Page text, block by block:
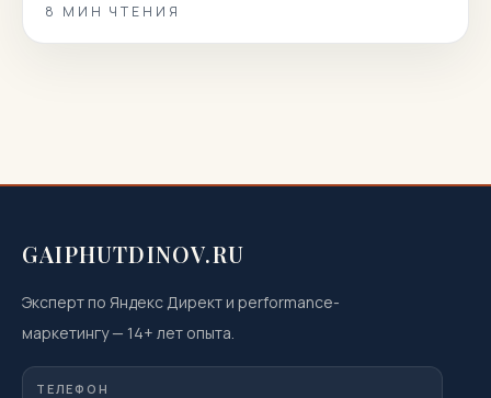
пациентов и даем короткие, точные и полезные
ответы. Вы узнаете, как подготовиться к
8 МИН ЧТЕНИЯ
GAIPHUTDINOV.RU
Эксперт по Яндекс Директ и performance-
маркетингу— 14+ лет опыта.
ТЕЛЕФОН